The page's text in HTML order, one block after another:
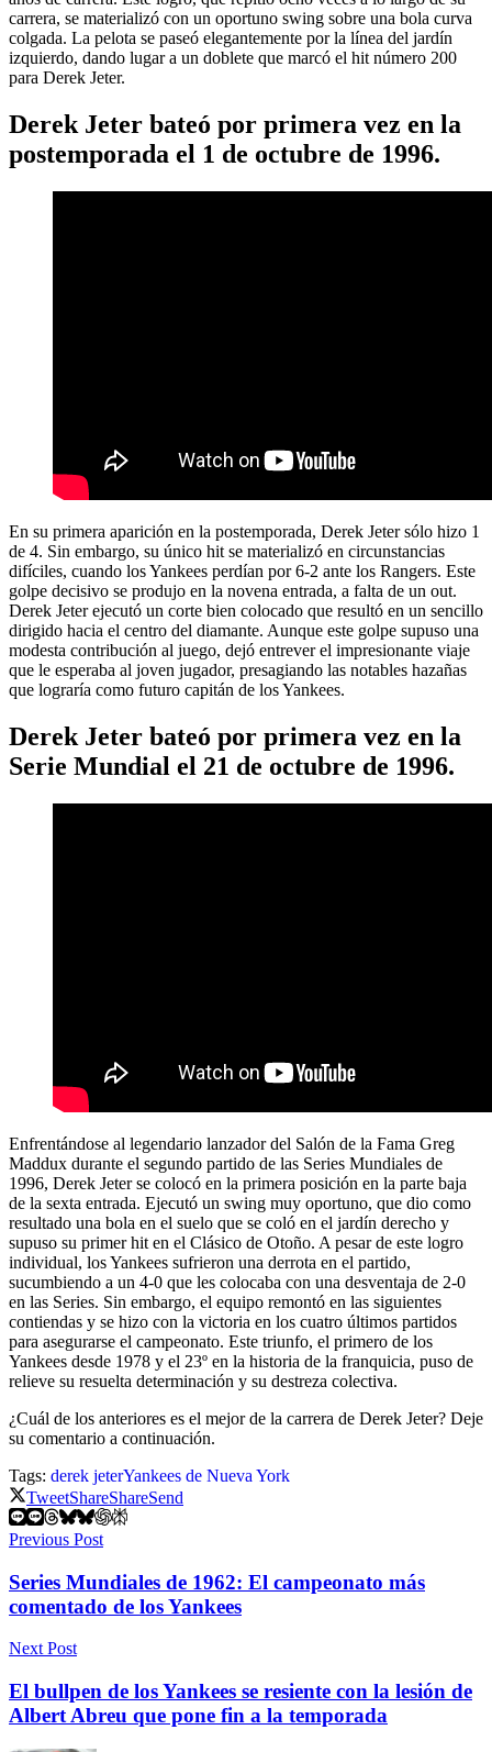
carrera, se materializó con un oportuno swing sobre una bola curva
colgada. La pelota se paseó elegantemente por la línea del jardín
izquierdo, dando lugar a un doblete que marcó el hit número 200
para Derek Jeter.
Derek Jeter bateó por primera vez en la
postemporada el 1 de octubre de 1996.
En su primera aparición en la postemporada, Derek Jeter sólo hizo 1
de 4. Sin embargo, su único hit se materializó en circunstancias
difíciles, cuando los Yankees perdían por 6-2 ante los Rangers. Este
golpe decisivo se produjo en la novena entrada, a falta de un out.
Derek Jeter ejecutó un corte bien colocado que resultó en un sencillo
dirigido hacia el centro del diamante. Aunque este golpe supuso una
modesta contribución al juego, dejó entrever el impresionante viaje
que le esperaba al joven jugador, presagiando las notables hazañas
que lograría como futuro capitán de los Yankees.
Derek Jeter bateó por primera vez en la
Serie Mundial el 21 de octubre de 1996.
Enfrentándose al legendario lanzador del Salón de la Fama Greg
Maddux durante el segundo partido de las Series Mundiales de
1996, Derek Jeter se colocó en la primera posición en la parte baja
de la sexta entrada. Ejecutó un swing muy oportuno, que dio como
resultado una bola en el suelo que se coló en el jardín derecho y
supuso su primer hit en el Clásico de Otoño. A pesar de este logro
individual, los Yankees sufrieron una derrota en el partido,
sucumbiendo a un 4-0 que les colocaba con una desventaja de 2-0
en las Series. Sin embargo, el equipo remontó en las siguientes
contiendas y se hizo con la victoria en los cuatro últimos partidos
para asegurarse el campeonato. Este triunfo, el primero de los
Yankees desde 1978 y el 23º en la historia de la franquicia, puso de
relieve su resuelta determinación y su destreza colectiva.
¿Cuál de los anteriores es el mejor de la carrera de Derek Jeter? Deje
su comentario a continuación.
Tags: derek jeterYankees de Nueva York
TweetShareShareSend
Previous Post
Series Mundiales de 1962: El campeonato más
comentado de los Yankees
Next Post
El bullpen de los Yankees se resiente con la lesión de
Albert Abreu que pone fin a la temporada